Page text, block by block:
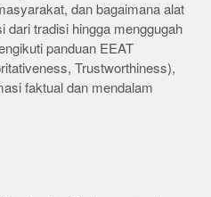
dan bagaimana alat
dari tradisi hingga menggugah
panduan EEAT
Trustworthiness),
faktual dan mendalam